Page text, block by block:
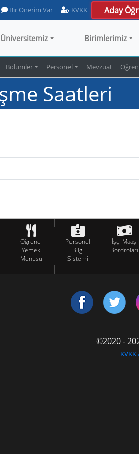
Bir Önerim Var KVKK Aday
Üniversitemiz Birimlerimiz
Bölümler Personel Mevzuat
Saatleri
Öğrenci
Yemek
Menüsü
Personel
Bilgi
Sistemi
İşçi Maaş
Bordroları
©2020 -